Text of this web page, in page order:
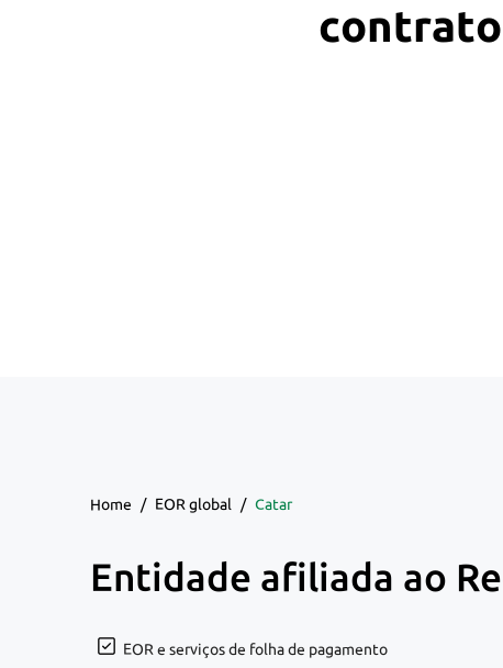
Home / EOR global / Catar
Entidade afiliada ao
EOR e serviços de folha de pagamento